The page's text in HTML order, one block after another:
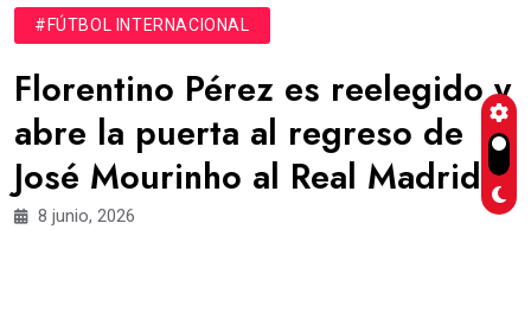
#FÚTBOL INTERNACIONAL
Florentino Pérez es reelegido y
abre la puerta al regreso de
José Mourinho al Real Madrid
8 junio, 2026